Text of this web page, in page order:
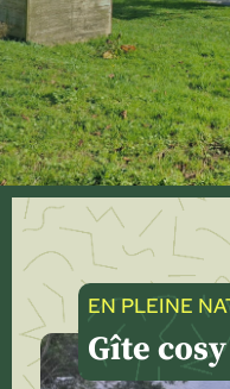
EN PLEINE
Gîte